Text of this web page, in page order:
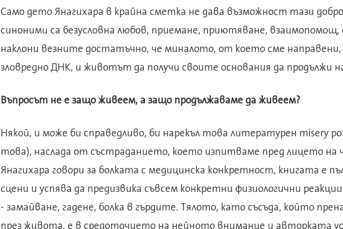
Само дето Янагихара в крайна сметка не дава възможност тази
синоними са безусловна любов, приемане, приютяване,
наклони везните достатъчно, че миналото, от което сме направени,
зловредно ДНК, и животът да получи своите основания да продължи
Въпросът не е защо живеем, а защо продължаваме да живеем?
Някой, и може би справедливо, би нарекъл това литературен misery
това), наслада от състраданието, което изпитваме пред лицето на
Янагихара говори за болката с медицинска конкретност, книгата е
сцени и успява да предизвика съвсем конкретни физиологични
- замайване, гадене, болка в гърдите. Тялото, като съсъда, който
през живота, е в средоточието на нейното внимание и авторката